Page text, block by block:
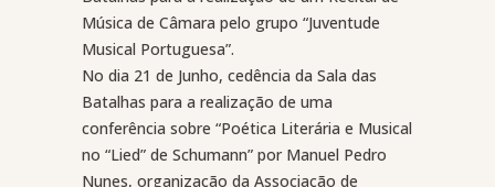
Música de Câmara pelo grupo “Juventude
Musical Portuguesa”.
No dia 21 de Junho, cedência da Sala das
Batalhas para a realização de uma
conferência sobre “Poética Literária e Musical
no “Lied” de Schumann” por Manuel Pedro
Nunes, organização da Associação de